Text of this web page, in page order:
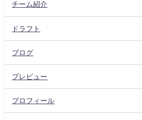
チーム紹介
ドラフト
ブログ
プレビュー
プロフィール